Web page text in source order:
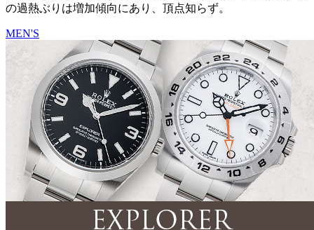
の過熱ぶりは増加傾向にあり、頂点知らず。
MEN'S